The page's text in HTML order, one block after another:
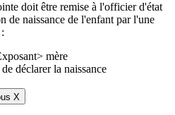
doit être remise à l'officier d'état
de naissance de l'enfant par l'une
mère
déclarer la naissance
X